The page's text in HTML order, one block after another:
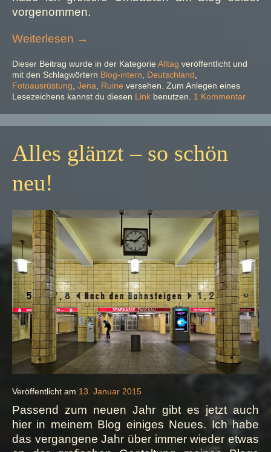
vorgenommen.
Weiterlesen „3
neonfoto:
Alles
neu
der
→
Dieser Beitrag wurde in der Kategorie Alltag veröffentlicht und
mit den Schlagwörtern Blog-intern Deutschland
Fotoausrüstung Jena Ruine versehen. Zum Anlegen eines
Lesezeichens kannst du diesen Link benutzen. 1 Kommentarzu
Alles glänzt – so schön
neu!
Veröffentlicht am 13. Januar 2015
Passend zum neuen Jahr gibt es jetzt auch
hier in meinem Blog einiges Neues. Ich habe
das vergangene Jahr über immer wieder etwas